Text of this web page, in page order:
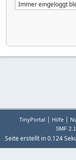
TinyPortal | Hilfe |
SMF
Seite erstellt in 0.124